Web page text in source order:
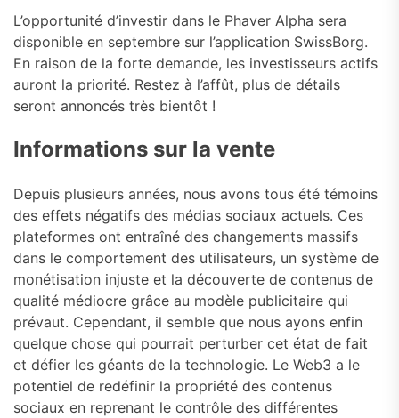
L’opportunité d’investir dans le Phaver Alpha sera
disponible en septembre sur l’application SwissBorg.
En raison de la forte demande, les investisseurs actifs
auront la priorité. Restez à l’affût, plus de détails
seront annoncés très bientôt !
Informations sur la vente
Depuis plusieurs années, nous avons tous été témoins
des effets négatifs des médias sociaux actuels. Ces
plateformes ont entraîné des changements massifs
dans le comportement des utilisateurs, un système de
monétisation injuste et la découverte de contenus de
qualité médiocre grâce au modèle publicitaire qui
prévaut. Cependant, il semble que nous ayons enfin
quelque chose qui pourrait perturber cet état de fait
et défier les géants de la technologie. Le Web3 a le
potentiel de redéfinir la propriété des contenus
sociaux en reprenant le contrôle des différentes